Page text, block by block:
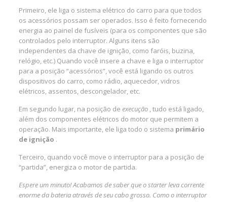
Primeiro, ele liga o sistema elétrico do carro para que todos
os acessórios possam ser operados. Isso é feito fornecendo
energia ao painel de fusíveis (para os componentes que são
controlados pelo interruptor. Alguns itens são
independentes da chave de ignição, como faróis, buzina,
relógio, etc.) Quando você insere a chave e liga o interruptor
para a posição “acessórios”, você está ligando os outros
dispositivos do carro, como rádio, aquecedor, vidros
elétricos, assentos, descongelador, etc.
Em segundo lugar, na posição deexecução , tudo está ligado,
além dos componentes elétricos do motor que permitem a
operação. Mais importante, ele liga todo o sistema primário
de ignição .
Terceiro, quando você move o interruptor para a posição de
“partida”, energiza o motor de partida.
Espere um minuto! Acabamos de saber que o starter leva corrente
enorme da bateria através de seu cabo grosso. Como o interruptor